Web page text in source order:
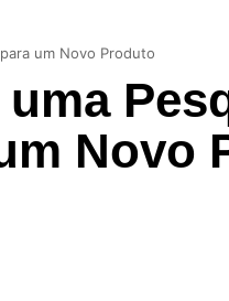
um Novo Produto
Novo